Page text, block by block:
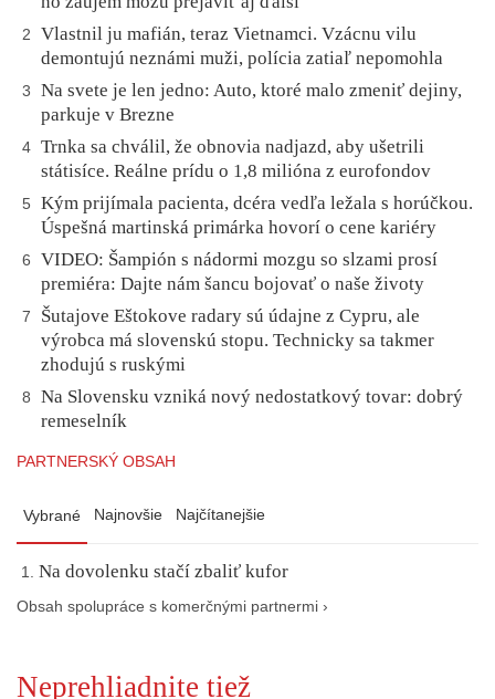
2
Vlastnil ju mafián, teraz Vietnamci. Vzácnu vilu
demontujú neznámi muži, polícia zatiaľ nepomohla
3
Na svete je len jedno: Auto, ktoré malo zmeniť dejiny,
parkuje v Brezne
4 Trnka sa chválil, že obnovia nadjazd, aby ušetrili
státisíce. Reálne prídu o 1,8 milióna z eurofondov
5
Kým prijímala pacienta, dcéra vedľa ležala s horúčkou.
Úspešná martinská primárka hovorí o cene kariéry
6
VIDEO: Šampión s nádormi mozgu so slzami prosí
premiéra: Dajte nám šancu bojovať o naše životy
7
Šutajove Eštokove radary sú údajne z Cypru, ale
výrobca má slovenskú stopu. Technicky sa takmer
zhodujú s ruskými
8
Na Slovensku vzniká nový nedostatkový tovar: dobrý
remeselník
PARTNERSKÝ OBSAH
Vybrané Najnovšie Najčítanejšie
Na dovolenku stačí zbaliť kufor
Obsah spolupráce s komerčnými partnermi ›
Neprehliadnite tiež